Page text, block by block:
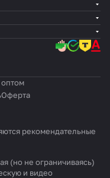
Оферта
рекомендательные
(но не ограничиваясь)
и видео